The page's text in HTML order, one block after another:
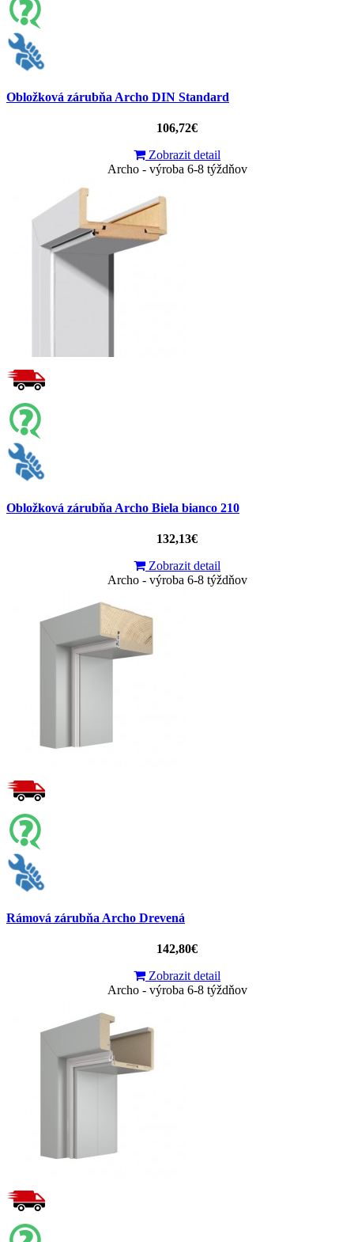
Obložková zárubňa Archo DIN Standard
106,72€
Zobrazit detail
Archo - výroba 6-8 týždňov
Obložková zárubňa Archo Biela bianco 210
132,13€
Zobrazit detail
Archo - výroba 6-8 týždňov
Rámová zárubňa Archo Drevená
142,80€
Zobrazit detail
Archo - výroba 6-8 týždňov